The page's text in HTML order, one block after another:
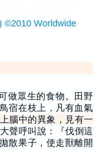
©2010 Worldwide
做眾生的食物。田野
宿在枝上，凡有血氣
腦中的異象，見有一
大聲呼叫說：『伐倒這
散果子，使走獸離開